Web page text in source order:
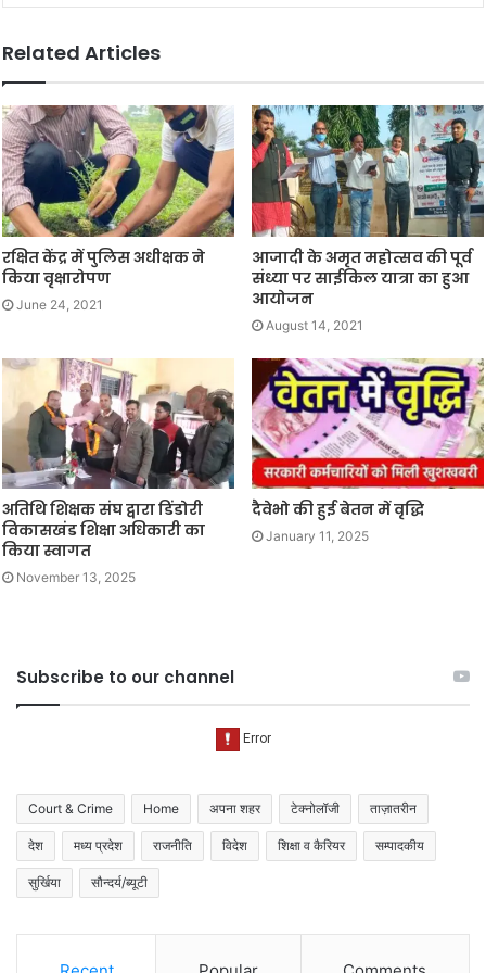
Related Articles
रक्षित केंद्र में पुलिस अधीक्षक ने
किया वृक्षारोपण
June 24, 2021
आजादी के अमृत महोत्सव की पूर्व
संध्या पर साईकिल यात्रा का हुआ
आयोजन
August 14, 2021
अतिथि शिक्षक संघ द्वारा डिंडोरी
विकासखंड शिक्षा अधिकारी का
किया स्वागत
November 13, 2025
दैवेभो की हुई बेतन में वृद्धि
January 11, 2025
Subscribe to our channel
Court & Crime Home अपना शहर टेक्नोलॉजी ताज़ातरीन
देश मध्य प्रदेश राजनीति विदेश शिक्षा व कैरियर सम्पादकीय
सुर्खिया सौन्दर्य/ब्यूटी